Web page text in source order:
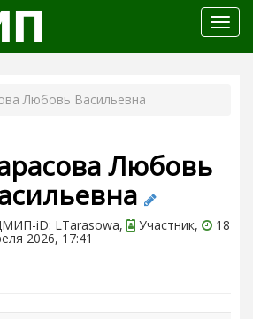
меню
Любовь Васильевна
Любовь
iD: LTarasowa, Участник, 18
2026, 17:41